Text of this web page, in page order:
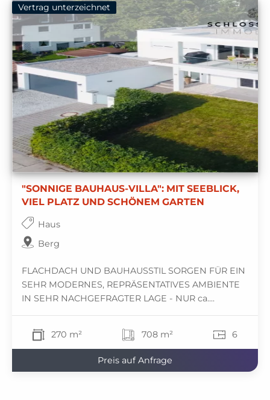
Vertrag unterzeichnet
"SONNIGE BAUHAUS-VILLA": MIT SEEBLICK,
VIEL PLATZ UND SCHÖNEM GARTEN
Haus
Berg
FLACHDACH UND BAUHAUSSTIL SORGEN FÜR EIN
SEHR MODERNES, REPRÄSENTATIVES AMBIENTE
IN SEHR NACHGEFRAGTER LAGE - NUR ca....
270 m² 708 m² 6
Preis auf Anfrage